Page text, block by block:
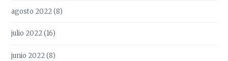
agosto 2022(8)
julio 2022(16)
junio 2022(8)